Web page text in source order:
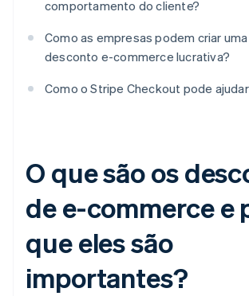
comportamento do cliente?
Como as empresas podem criar
desconto e-commerce lucrativa?
Como o Stripe Checkout pode ajudar
O que são os
de e-commerce e
que eles são
importantes?